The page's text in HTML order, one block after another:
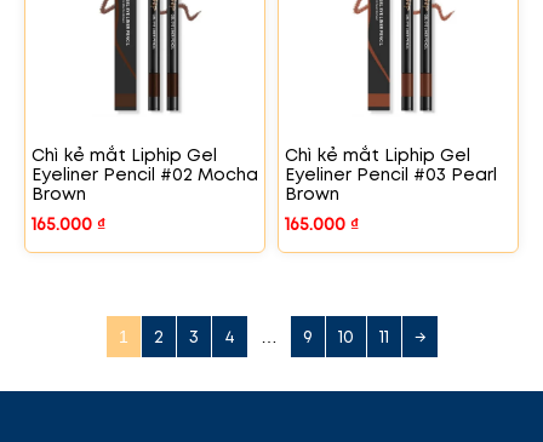
Chì kẻ mắt Liphip Gel
Eyeliner Pencil #02 Mocha
Brown
165.000 ₫
Chì kẻ mắt Liphip Gel
Eyeliner Pencil #03 Pearl
Brown
165.000 ₫
1 2 3 4 … 9 10 11 →